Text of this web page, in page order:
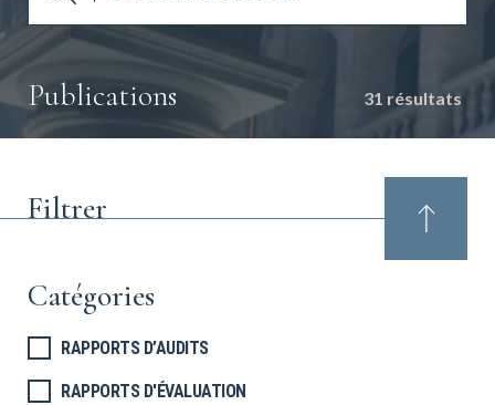
Publications 31 résultats
Filtrer
Catégories
RAPPORTS D’AUDITS
RAPPORTS D'ÉVALUATION